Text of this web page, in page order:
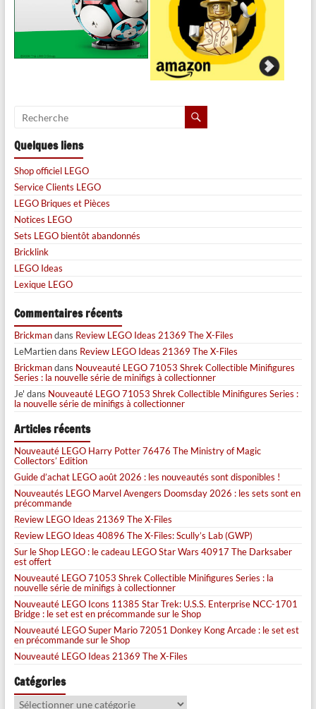
Quelques liens
Shop officiel LEGO
Service Clients LEGO
LEGO Briques et Pièces
Notices LEGO
Sets LEGO bientôt abandonnés
Bricklink
LEGO Ideas
Lexique LEGO
Commentaires récents
Brickmandans Review LEGO Ideas 21369 The X-Files
LeMartiendans Review LEGO Ideas 21369 The X-Files
Brickmandans Nouveauté LEGO 71053 Shrek Collectible Minifigures
Series : la nouvelle série de minifigs à collectionner
Je' dans Nouveauté LEGO 71053 Shrek Collectible Minifigures Series :
la nouvelle série de minifigs à collectionner
Articles récents
Nouveauté LEGO Harry Potter 76476 The Ministry of Magic
Collectors’ Edition
Guide d’achat LEGO août 2026 : les nouveautés sont disponibles !
Nouveautés LEGO Marvel Avengers Doomsday 2026 : les sets sont en
précommande
Review LEGO Ideas 21369 The X-Files
Review LEGO Ideas 40896 The X-Files: Scully’s Lab (GWP)
Sur le Shop LEGO : le cadeau LEGO Star Wars 40917 The Darksaber
est offert
Nouveauté LEGO 71053 Shrek Collectible Minifigures Series : la
nouvelle série de minifigs à collectionner
Nouveauté LEGO Icons 11385 Star Trek: U.S.S. Enterprise NCC-1701
Bridge : le set est en précommande sur le Shop
Nouveauté LEGO Super Mario 72051 Donkey Kong Arcade : le set est
en précommande sur le Shop
Nouveauté LEGO Ideas 21369 The X-Files
Catégories
Catégories